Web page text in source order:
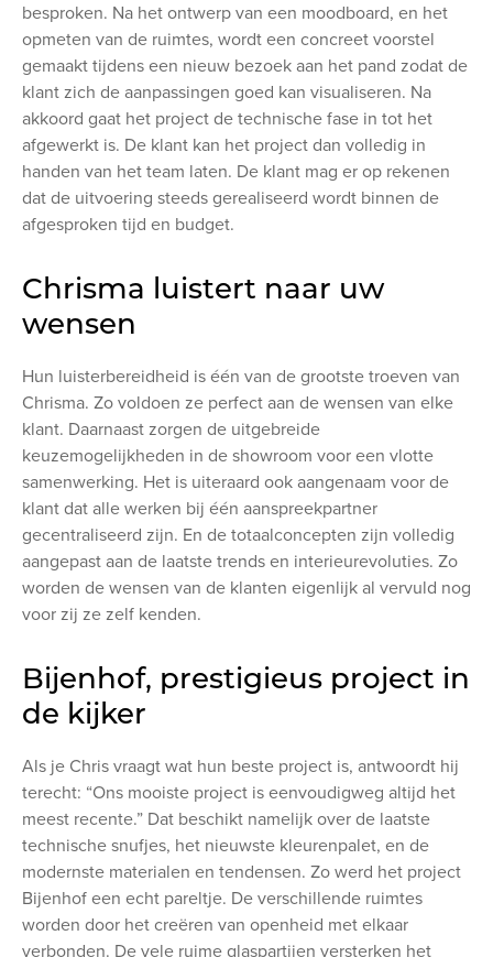
besproken. Na het ontwerp van een moodboard, en het
opmeten van de ruimtes, wordt een concreet voorstel
gemaakt tijdens een nieuw bezoek aan het pand zodat de
klant zich de aanpassingen goed kan visualiseren. Na
akkoord gaat het project de technische fase in tot het
afgewerkt is. De klant kan het project dan volledig in
handen van het team laten. De klant mag er op rekenen
dat de uitvoering steeds gerealiseerd wordt binnen de
afgesproken tijd en budget.
Chrisma luistert naar uw
wensen
Hun luisterbereidheid is één van de grootste troeven van
Chrisma. Zo voldoen ze perfect aan de wensen van elke
klant. Daarnaast zorgen de uitgebreide
keuzemogelijkheden in de showroom voor een vlotte
samenwerking. Het is uiteraard ook aangenaam voor de
klant dat alle werken bij één aanspreekpartner
gecentraliseerd zijn. En de totaalconcepten zijn volledig
aangepast aan de laatste trends en interieurevoluties. Zo
worden de wensen van de klanten eigenlijk al vervuld nog
voor zij ze zelf kenden.
Bijenhof, prestigieus project in
de kijker
Als je Chris vraagt wat hun beste project is, antwoordt hij
terecht: “Ons mooiste project is eenvoudigweg altijd het
meest recente.” Dat beschikt namelijk over de laatste
technische snufjes, het nieuwste kleurenpalet, en de
modernste materialen en tendensen. Zo werd het project
Bijenhof een echt pareltje. De verschillende ruimtes
worden door het creëren van openheid met elkaar
verbonden. De vele ruime glaspartijen versterken het